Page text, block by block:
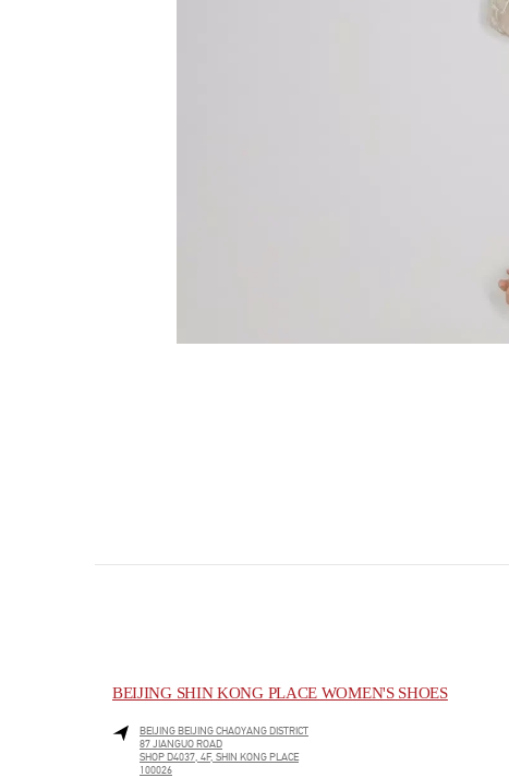
BEIJING SHIN KONG PLACE WOMEN'S SHOES
BEIJINGBEIJINGCHAOYANG DISTRICT
87 JIANGUO ROAD
SHOP D4037, 4F, SHIN KONG PLACE
100026